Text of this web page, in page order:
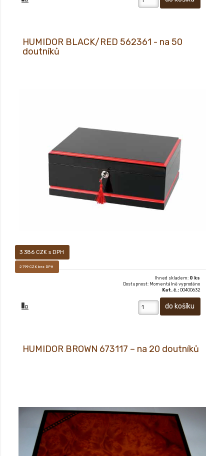
3 386 CZK s DPH
2 799 CZK bez DPH
HUMIDOR BLACK/RED 562361 - na 50
doutníků
HUMIDOR BLACK/RED 562361
Ihned skladem: 0 ks
Dostupnost: Momentálně vyprodáno
Kat. č.: 00400632
HUMIDOR BROWN 673117 – na 20 doutníků